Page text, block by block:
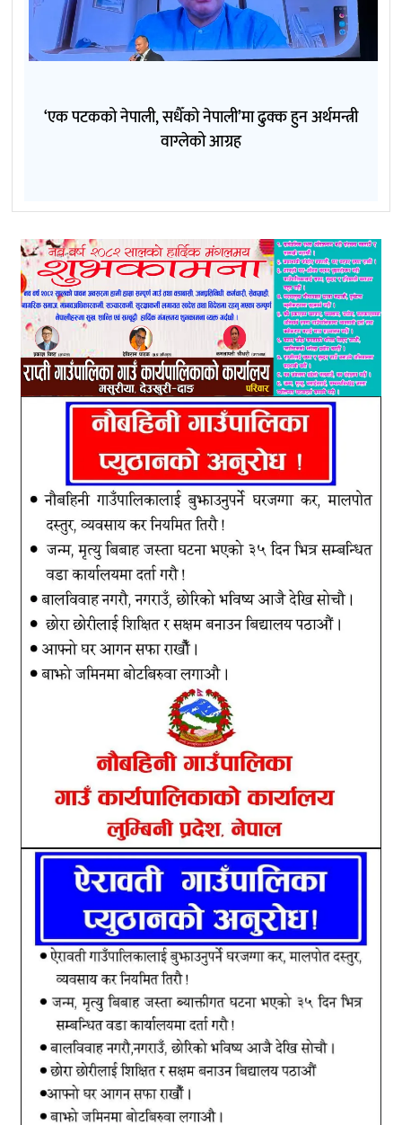
‘एक पटकको नेपाली, सधैँको नेपाली’मा ढुक्क हुन अर्थमन्त्री
वाग्लेको आग्रह